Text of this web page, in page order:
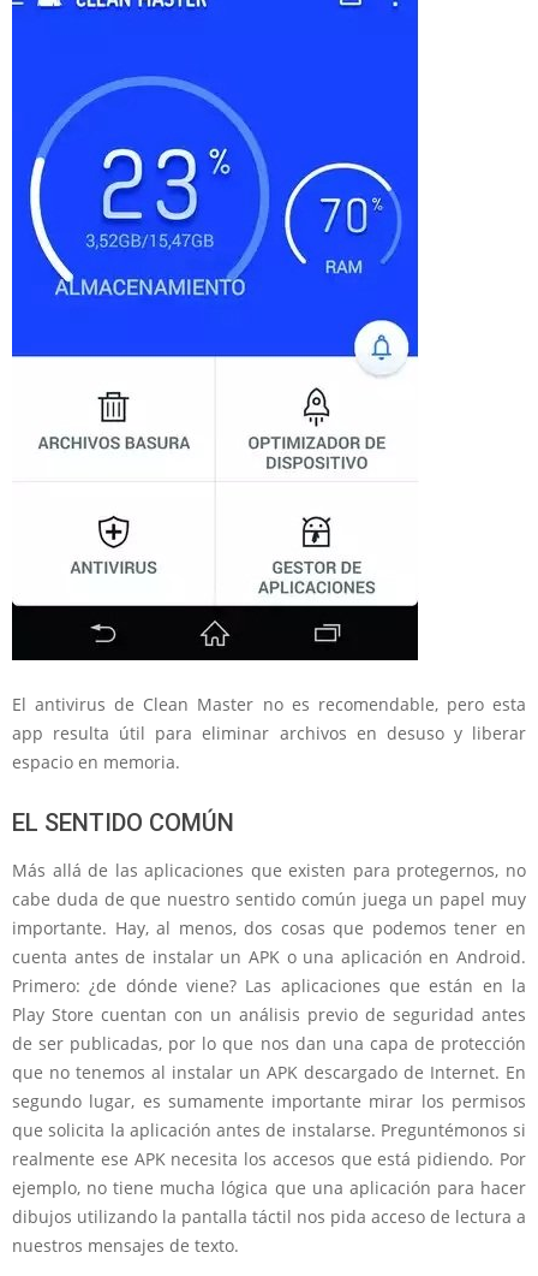
El antivirus de Clean Master no es recomendable, pero esta
app resulta útil para eliminar archivos en desuso y liberar
espacio en memoria.
EL SENTIDO COMÚN
Más allá de las aplicaciones que existen para protegernos, no
cabe duda de que nuestro sentido común juega un papel muy
importante. Hay, al menos, dos cosas que podemos tener en
cuenta antes de instalar un APK o una aplicación en Android.
Primero: ¿de dónde viene? Las aplicaciones que están en la
Play Store cuentan con un análisis previo de seguridad antes
de ser publicadas, por lo que nos dan una capa de protección
que no tenemos al instalar un APK descargado de Internet. En
segundo lugar, es sumamente importante mirar los permisos
que solicita la aplicación antes de instalarse. Preguntémonos si
realmente ese APK necesita los accesos que está pidiendo. Por
ejemplo, no tiene mucha lógica que una aplicación para hacer
dibujos utilizando la pantalla táctil nos pida acceso de lectura a
nuestros mensajes de texto.